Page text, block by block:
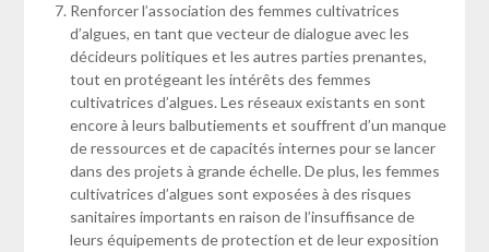
Renforcer l’association des femmes cultivatrices
d’algues, en tant que vecteur de dialogue avec les
décideurs politiques et les autres parties prenantes,
tout en protégeant les intérêts des femmes
cultivatrices d’algues. Les réseaux existants en sont
encore à leurs balbutiements et souffrent d’un manque
de ressources et de capacités internes pour se lancer
dans des projets à grande échelle. De plus, les femmes
cultivatrices d’algues sont exposées à des risques
sanitaires importants en raison de l’insuffisance de
leurs équipements de protection et de leur exposition